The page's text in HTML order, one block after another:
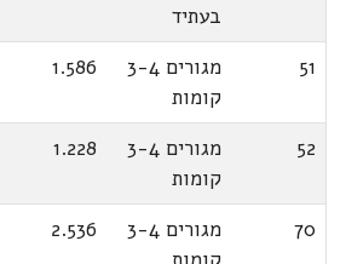
בעתיד
51
מגורים 3-4
קומות
1.586
52
מגורים 3-4
קומות
1.228
70
מגורים 3-4
2.536